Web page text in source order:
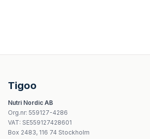
Bovine - Colostrum - 120 kapslar
OstroVit Lactoferrin Lfs 90% - 30
MuscleMeds - Stemtropin - 60 Caps
MuscleMeds Chocolate 12-Pack
Tigoo
Nutri Nordic AB
Org.nr: 559127-4286
VAT: SE559127428601
Box 2483, 116 74 Stockholm